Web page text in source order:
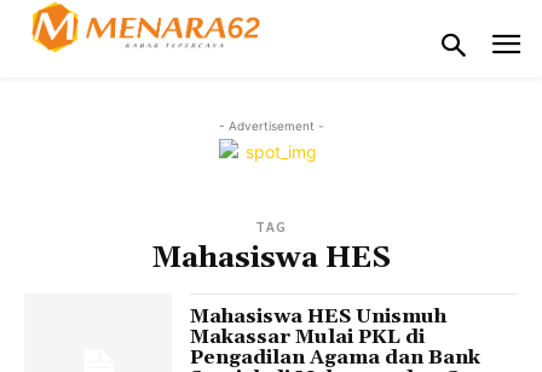
- Advertisement -
TAG
Mahasiswa HES
Mahasiswa HES Unismuh
Makassar Mulai PKL di
Pengadilan Agama dan Bank